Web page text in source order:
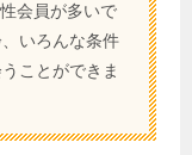
会員が多いで
いろんな条件
ことができま